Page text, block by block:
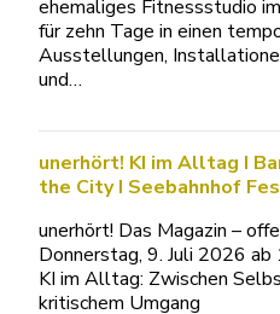
ehemaliges Fitnessstudio
für zehn Tage in einen
Ausstellungen,
und…
unerhört! KI im Alltag I
the City I Seebahnhof
unerhört! Das Magazin –
Donnerstag, 9. Juli 2026
KI im Alltag: Zwischen
kritischem Umgang